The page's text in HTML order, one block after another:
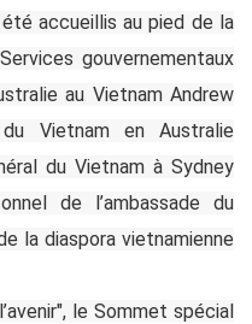
accueillis au pied de la
gouvernementaux
au Vietnam Andrew
du Vietnam en Australie
du Vietnam à Sydney
de l’ambassade du
la diaspora vietnamienne
le Sommet spécial